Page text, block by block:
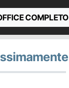
COMPLETO